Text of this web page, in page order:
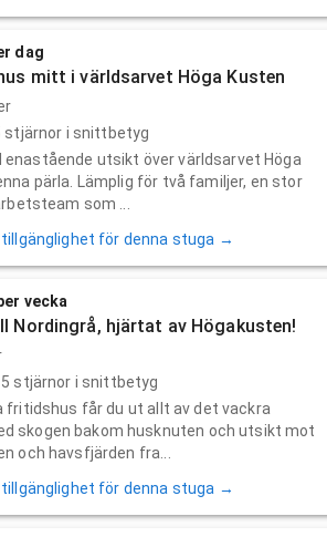
dag
mitt i världsarvet Höga Kusten
stjärnor i snittbetyg
enastående utsikt över världsarvet Höga
pärla. Lämplig för två familjer, en stor
som ...
tillgänglighet för denna stuga →
vecka
Nordingrå, hjärtat av Högakusten!
5 stjärnor i snittbetyg
fritidshus får du ut allt av det vackra
skogen bakom husknuten och utsikt mot
och havsfjärden fra...
tillgänglighet för denna stuga →